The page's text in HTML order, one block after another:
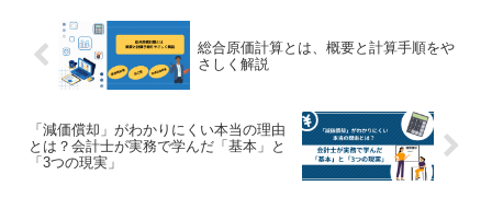
総合原価計算とは、概要と計算手順をや
さしく解説
「減価償却」がわかりにくい本当の理由
とは？会計士が実務で学んだ「基本」と
「3つの現実」